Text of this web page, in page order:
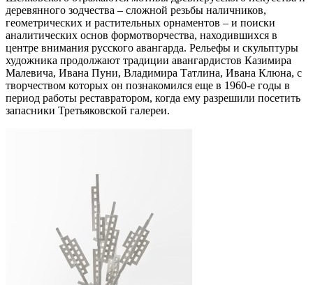
деревянного зодчества – сложной резьбы наличников,
геометрических и растительных орнаментов – и поиски
аналитических основ формотворчества, находившихся в
центре внимания русского авангарда. Рельефы и скульптуры
художника продолжают традиции авангардистов Казимира
Малевича, Ивана Пуни, Владимира Татлина, Ивана Клюна, с
творчеством которых он познакомился еще в 1960-е годы в
период работы реставратором, когда ему разрешили посетить
запасники Третьяковской галереи.